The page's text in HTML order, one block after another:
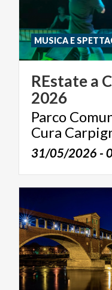
REstatea
2026
Parco
Cura
31/05/2026 -
MUSICA E